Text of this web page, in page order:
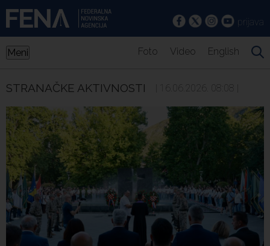
prijava
Meni Foto Video English
STRANAČKE AKTIVNOSTI | 16.06.2026. 08:08 |